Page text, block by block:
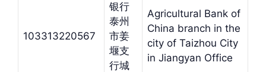
103313220567
银行
泰州
市姜
堰支
行城
Agricultural Bank of
China branch in the
city of Taizhou City
in Jiangyan Office